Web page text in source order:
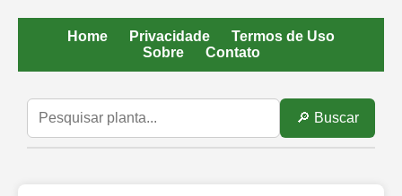
Home Privacidade
Termos de Uso
Sobre
Contato
🔎 Buscar